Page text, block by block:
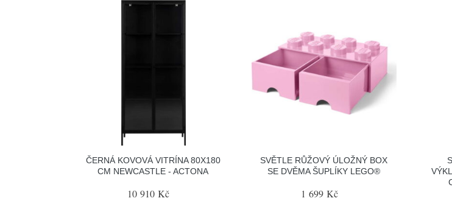
ČERNÁ KOVOVÁ VITRÍNA 80X180
CM NEWCASTLE - ACTONA
10 910 Kč
SVĚTLE RŮŽOVÝ ÚLOŽNÝ BOX
SE DVĚMA ŠUPLÍKY LEGO®
1 699 Kč